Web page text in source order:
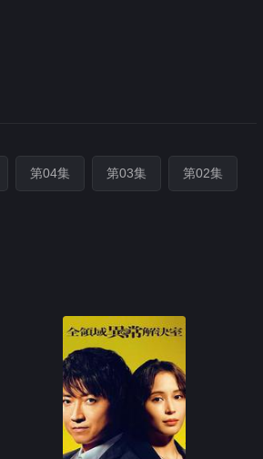
第04集 第03集 第02集